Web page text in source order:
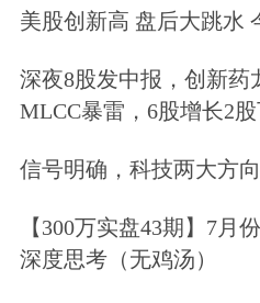
长2010亿元。
国泰海通非银团队
深300指数、恒生指
3.9%、3.3%，预计
会小幅提升权益资
美股创新高 盘后大跳水
深夜8股发中报，创新药
MLCC暴雷，6股增长2
信号明确，科技两大方向
【300万实盘43期】7月
深度思考（无鸡汤）